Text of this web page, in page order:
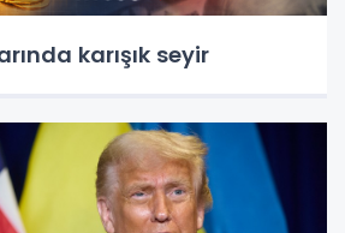
karışık seyir